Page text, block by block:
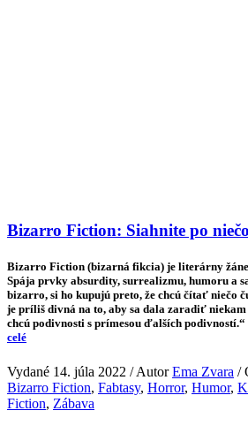
Bizarro Fiction: Siahnite po
Bizarro Fiction (bizarná fikcia) je literárny
Spája prvky absurdity, surrealizmu, humoru a
bizarro, si ho kupujú preto, že chcú čítať niečo
je príliš divná na to, aby sa dala zaradiť
chcú podivnosti s prímesou ďalších podivností.“
celé
Vydané 14. júla 2022 / AutorEma Zvara /
Bizarro Fiction, Fabtasy, Horror, Humor,
Fiction, Zábava